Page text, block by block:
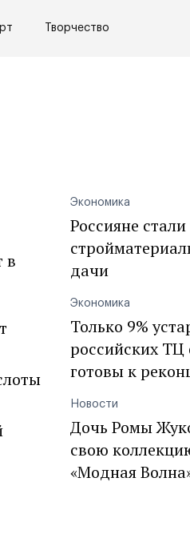
Творчество
в
Экономика
Россияне
дачи
Экономика
Только 9%
российских ТЦ
готовы к
Новости
Дочь Ромы
свою
«Модная